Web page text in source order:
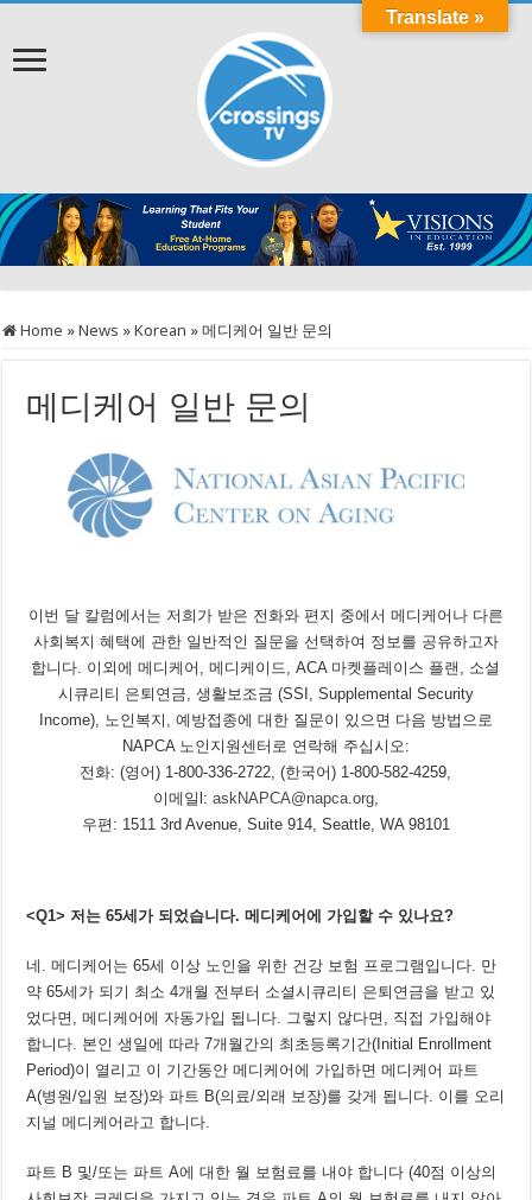
Home »News »Korean »메디케어 일반 문의
메디케어 일반 문의
이번 달 칼럼에서는 저희가 받은 전화와 편지 중에서 메디케어나 다른
사회복지 혜택에 관한 일반적인 질문을 선택하여 정보를 공유하고자
합니다. 이외에 메디케어, 메디케이드, ACA 마켓플레이스 플랜, 소셜
시큐리티 은퇴연금, 생활보조금 (SSI, Supplemental Security
Income), 노인복지, 예방접종에 대한 질문이 있으면 다음 방법으로
NAPCA 노인지원센터로 연락해 주십시오:
전화: (영어) 1-800-336-2722, (한국어) 1-800-582-4259,
이메일l: askNAPCA@napca.org,
우편: 1511 3rd Avenue, Suite 914, Seattle, WA 98101
<Q1> 저는65세가 되었습니다.메디케어에 가입할 수 있나요?
네. 메디케어는 65세 이상 노인을 위한 건강 보험 프로그램입니다. 만
약 65세가 되기 최소 4개월 전부터 소셜시큐리티 은퇴연금을 받고 있
었다면, 메디케어에 자동가입 됩니다. 그렇지 않다면, 직접 가입해야
합니다. 본인 생일에 따라 7개월간의 최초등록기간(Initial Enrollment
Period)이 열리고 이 기간동안 메디케어에 가입하면 메디케어 파트
A(병원/입원 보장)와 파트 B(의료/외래 보장)를 갖게 됩니다. 이를 오리
지널 메디케어라고 합니다.
파트 B 및/또는 파트 A에 대한 월 보험료를 내야 합니다 (40점 이상의
Translate »